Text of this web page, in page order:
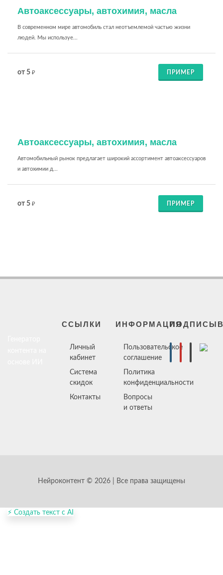
Автоаксессуары, автохимия, масла
В современном мире автомобиль стал неотъемлемой частью жизни
людей. Мы используе...
от 5 ₽ ПРИМЕР
Автоаксессуары, автохимия, масла
Автомобильный рынок предлагает широкий ассортимент автоаксессуаров
и автохимии д...
от 5 ₽ ПРИМЕР
ССЫЛКИ
Личный
кабинет
Система
скидок
Контакты
ИНФОРМАЦИЯ
Пользовательское
соглашение
Политика
конфиденциальности
Вопросы
и ответы
Нейроконтент © 2026 | Все права защищены
⚡ Создать текст с AI